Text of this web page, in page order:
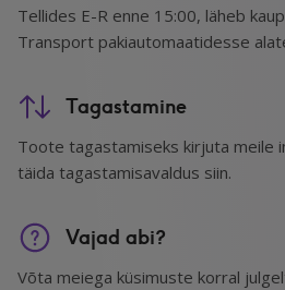
Tellides E-R enne 15:00, läheb
Transport pakiautomaatidesse
Tagastamine
Toote tagastamiseks kirjuta meile
täida tagastamisavaldus siin.
Vajad abi?
Võta meiega küsimuste korral